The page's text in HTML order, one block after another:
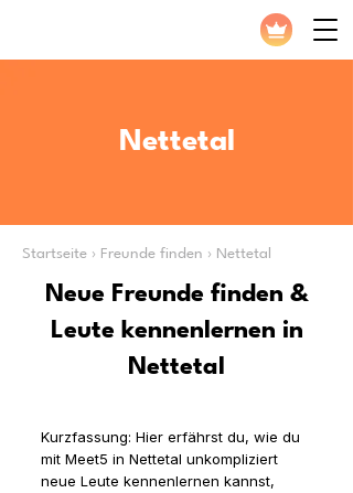
Nettetal
Startseite › Freunde finden › Nettetal
Neue Freunde finden &
Leute kennenlernen in
Nettetal
Kurzfassung: Hier erfährst du, wie du
mit Meet5 in Nettetal unkompliziert
neue Leute kennenlernen kannst,